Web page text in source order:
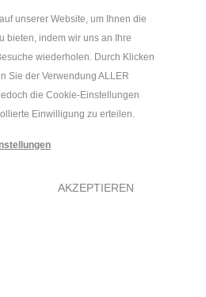
unserer Website, um Ihnen die
bieten, indem wir uns an Ihre
wiederholen. Durch Klicken
Sie der Verwendung ALLER
die Cookie-Einstellungen
Einwilligung zu erteilen.
AKZEPTIEREN